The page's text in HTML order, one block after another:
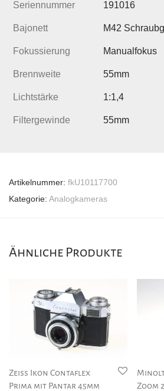
Seriennummer 191016
Bajonett M42
Fokussierung Manualfokus
Brennweite 55mm
Lichtstärke 1:1,4
Filtergewinde 55mm
Artikelnummer: fkU10117700
Kategorie: Analogkameras
Ähnliche Produkte
Zeiss Ikon Contaflex
Prima mit Pantar 45mm
Zoom